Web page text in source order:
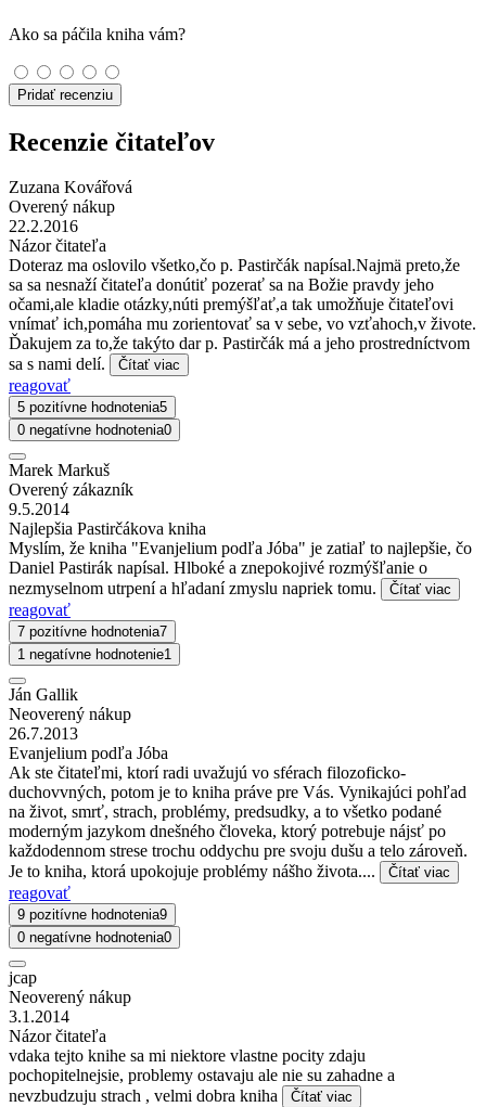
Ako sa páčila kniha vám?
Pridať recenziu
Recenzie čitateľov
Zuzana Kovářová
Overený nákup
22.2.2016
Názor čitateľa
Doteraz ma oslovilo všetko,čo p. Pastirčák napísal.Najmä preto,že
sa sa nesnaží čitateľa donútiť pozerať sa na Božie pravdy jeho
očami,ale kladie otázky,núti premýšľať,a tak umožňuje čitateľovi
vnímať ich,pomáha mu zorientovať sa v sebe, vo vzťahoch,v živote.
Ďakujem za to,že takýto dar p. Pastirčák má a jeho prostredníctvom
sa s nami delí.
Čítať viac
reagovať
5 pozitívne hodnotenia5
0 negatívne hodnotenia0
Marek Markuš
Overený zákazník
9.5.2014
Najlepšia Pastirčákova kniha
Myslím, že kniha "Evanjelium podľa Jóba" je zatiaľ to najlepšie, čo
Daniel Pastirák napísal. Hlboké a znepokojivé rozmýšľanie o
nezmyselnom utrpení a hľadaní zmyslu napriek tomu.
Čítať viac
reagovať
7 pozitívne hodnotenia7
1 negatívne hodnotenie1
Ján Gallik
Neoverený nákup
26.7.2013
Evanjelium podľa Jóba
Ak ste čitateľmi, ktorí radi uvažujú vo sférach filozoficko-
duchovvných, potom je to kniha práve pre Vás. Vynikajúci pohľad
na život, smrť, strach, problémy, predsudky, a to všetko podané
moderným jazykom dnešného človeka, ktorý potrebuje nájsť po
každodennom strese trochu oddychu pre svoju dušu a telo zároveň.
Je to kniha, ktorá upokojuje problémy nášho života....
Čítať viac
reagovať
9 pozitívne hodnotenia9
0 negatívne hodnotenia0
jcap
Neoverený nákup
3.1.2014
Názor čitateľa
vdaka tejto knihe sa mi niektore vlastne pocity zdaju
pochopitelnejsie, problemy ostavaju ale nie su zahadne a
nevzbudzuju strach , velmi dobra kniha
Čítať viac